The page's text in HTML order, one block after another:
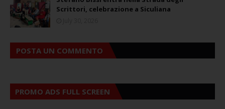
Scrittori, celebrazione a Siculiana
POSTA UN COMMENTO
PROMO ADS FULL SCREEN